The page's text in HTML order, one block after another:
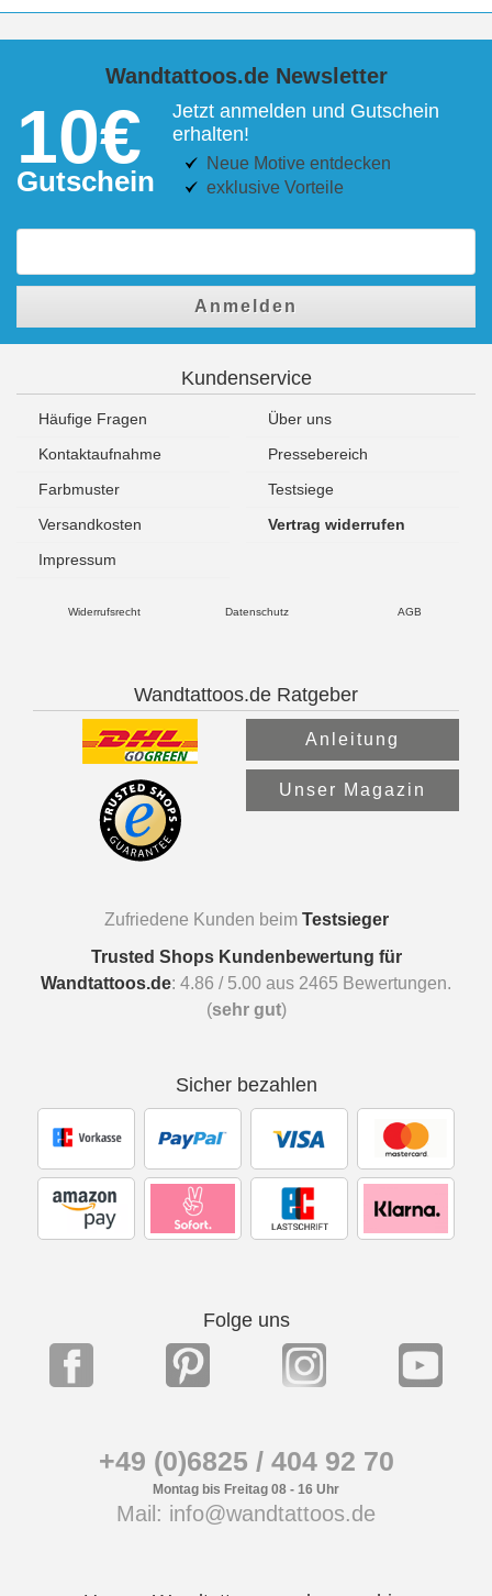
Wandtattoos.de Newsletter
10€
Gutschein
Jetzt anmelden und Gutschein
erhalten!
Neue Motive entdecken
exklusive Vorteile
Anmelden
Kundenservice
Häufige Fragen
Über uns
Kontaktaufnahme
Pressebereich
Farbmuster
Testsiege
Versandkosten
Vertrag widerrufen
Impressum
Widerrufsrecht Datenschutz AGB
Wandtattoos.de Ratgeber
Anleitung
Unser Magazin
Zufriedene Kunden beim Testsieger
Trusted Shops Kundenbewertung für
Wandtattoos.de: 4.86 / 5.00 aus 2465 Bewertungen.
(sehr gut)
Sicher bezahlen
Folge uns
+49 (0)6825 / 404 92 70
Montag bis Freitag 08 - 16 Uhr
Mail: info@wandtattoos.de